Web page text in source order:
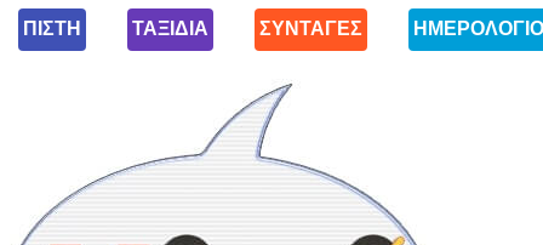
ΠΙΣΤΗ ΤΑΞΙΔΙΑ ΣΥΝΤΑΓΕΣ ΗΜΕΡΟΛΟΓΙΟ